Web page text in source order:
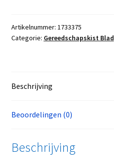
Artikelnummer: 1733375
Categorie: Gereedschapskist Blad
Beschrijving
Beoordelingen (0)
Beschrijving